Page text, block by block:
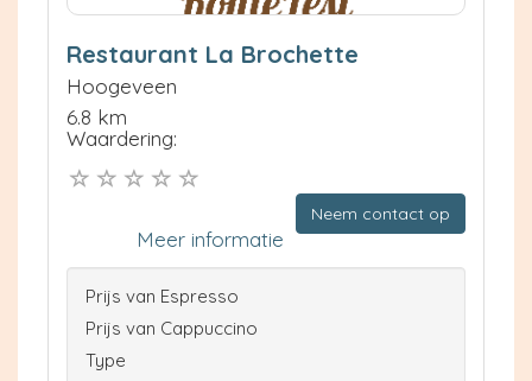
Restaurant La Brochette
Hoogeveen
6.8 km
Waardering:
Neem contact op
Meer informatie
Prijs van Espresso
Prijs van Cappuccino
Type